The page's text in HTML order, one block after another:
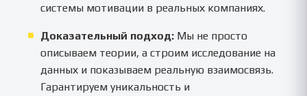
системы мотивации в реальных компаниях.
Доказательный подход: Мы не просто
описываем теории, а строим исследование на
данных и показываем реальную взаимосвязь.
Гарантируем уникальность и